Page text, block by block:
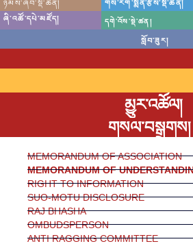
ཉམས་ཞིབ་སྡེ་ཚན།
གསོ་རིག་སྨན་རྩིས་སྡེ་ཚན།
ཞི་འཚོ་དཔེ་མཛོད།
དགེ་འོས་སྡེ་ཚན།
སློབ་ཟུར།
མྱུར་འཚོལ།
གསལ་བསྒྲགས།
MEMORANDUM OF ASSOCIATION
MEMORANDUM OF
RIGHT TO INFORMATION
SUO-MOTU DISCLOSURE
RAJ BHASHA
OMBUDSPERSON
ANTI RAGGING COMMITTEE